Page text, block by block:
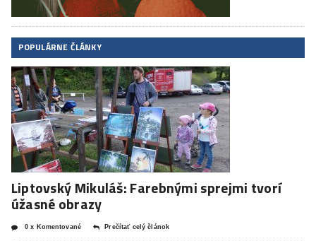
POPULÁRNE ČLÁNKY
Liptovský Mikuláš: Farebnými sprejmi tvorí
úžasné obrazy
0 x Komentované Prečítať celý článok